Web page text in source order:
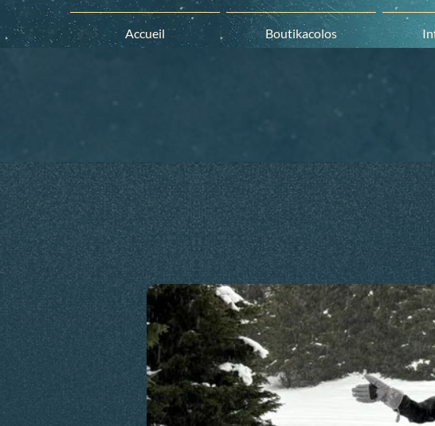
Accueil Boutikacolos